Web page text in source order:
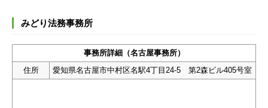
みどり法務事務所
事務所詳細（名古屋事務所）
住所
愛知県名古屋市中村区名駅4丁目24-5 第2森ビル405号室